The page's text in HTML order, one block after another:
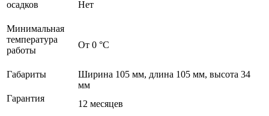
осадков Нет
Минимальная
температура
работы
От 0 °C
Габариты
Ширина 105 мм, длина 105 мм, высота 34
мм
Гарантия
12 месяцев